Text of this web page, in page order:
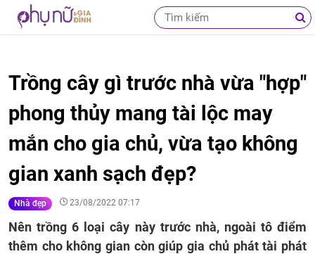
Trồng cây gì trước nhà vừa "hợp"
phong thủy mang tài lộc may
mắn cho gia chủ, vừa tạo không
gian xanh sạch đẹp?
Nhà đẹp 23/08/2022 07:17
Nên trồng 6 loại cây này trước nhà, ngoài tô điểm
thêm cho không gian còn giúp gia chủ phát tài phát